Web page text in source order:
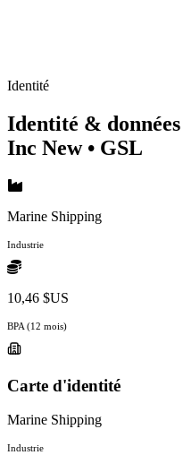
Identité
Identité &
Inc New • GSL
Marine Shipping
Industrie
10,46 $US
BPA (12 mois)
Carte d'identité
Marine Shipping
Industrie